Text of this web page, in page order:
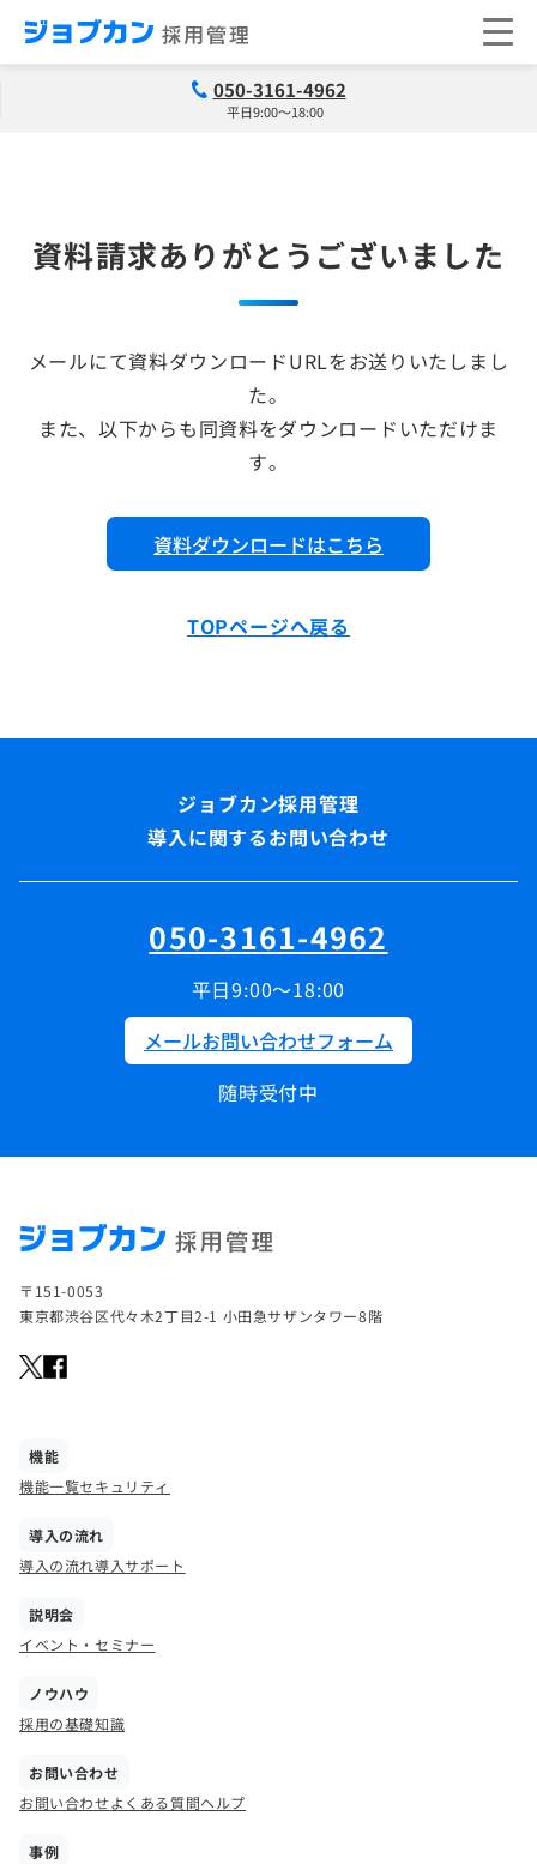
050-3161-4962
平日9:00～18:00
資料請求ありがとうございました
メールにて資料ダウンロードURLをお送りいたしまし
た。
また、以下からも同資料をダウンロードいただけま
す。
資料ダウンロードはこちら
TOPページへ戻る
導入に関するお問い合わせ
050-3161-4962
平日9:00～18:00
メールお問い合わせフォーム
随時受付中
〒151-0053
東京都渋谷区代々木2丁目2-1 小田急サザンタワー8階
機能
機能一覧セキュリティ
導入の流れ
導入の流れ導入サポート
説明会
イベント・セミナー
ノウハウ
採用の基礎知識
お問い合わせ
お問い合わせよくある質問ヘルプ
事例